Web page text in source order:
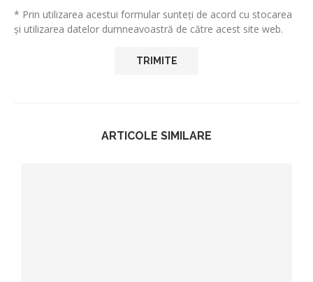
* Prin utilizarea acestui formular sunteți de acord cu stocarea
și utilizarea datelor dumneavoastră de către acest site web.
ARTICOLE SIMILARE